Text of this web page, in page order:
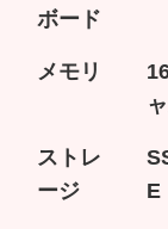
ボード
メモリ
ストレ
ージ
E